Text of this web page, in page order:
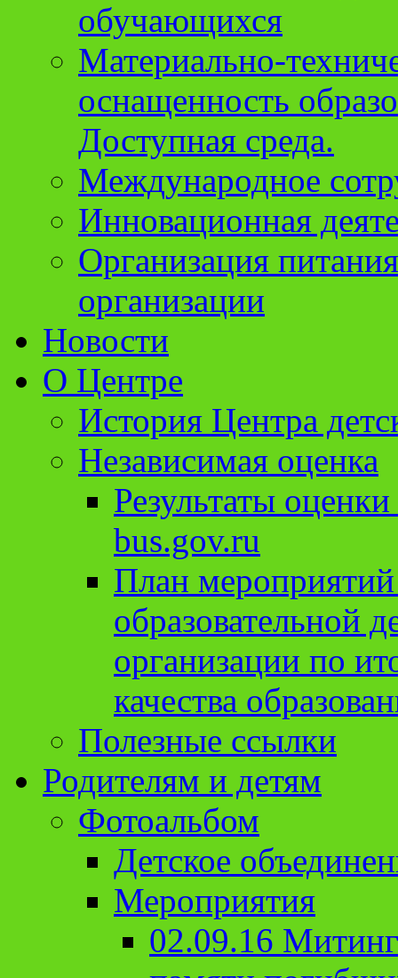
обучающихся
Материально-
оснащенность
Доступная среда.
Международное
Инновационная
Организация
организации
Новости
О Центре
История Центра
Независимая оценка
Результаты
bus.gov.ru
План
образовательной
организации по
качества
Полезные ссылки
Родителям и детям
Фотоальбом
Детское
Мероприятия
02.09.16